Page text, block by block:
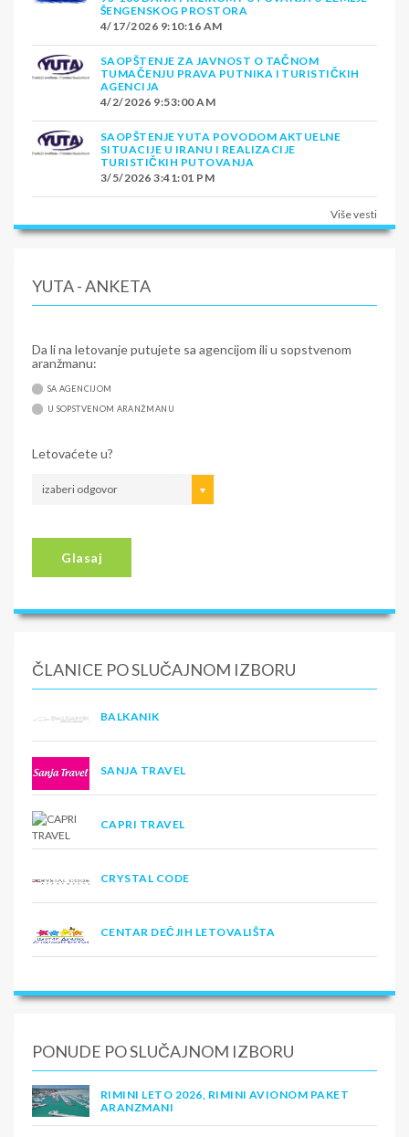
ŠENGENSKOG PROSTORA
4/17/2026 9:10:16 AM
SAOPŠTENJE ZA JAVNOST O TAČNOM
TUMAČENJU PRAVA PUTNIKA I TURISTIČKIH
AGENCIJA
4/2/2026 9:53:00 AM
SAOPŠTENJE YUTA POVODOM AKTUELNE
SITUACIJE U IRANU I REALIZACIJE
TURISTIČKIH PUTOVANJA
3/5/2026 3:41:01 PM
Više vesti
YUTA - ANKETA
Da li na letovanje putujete sa agencijom ili u sopstvenom
aranžmanu:
SA AGENCIJOM
U SOPSTVENOM ARANŽMANU
Letovaćete u?
izaberi odgovor
Glasaj
ČLANICE PO SLUČAJNOM IZBORU
BALKANIK
SANJA TRAVEL
CAPRI TRAVEL
CRYSTAL CODE
CENTAR DEČJIH LETOVALIŠTA
PONUDE PO SLUČAJNOM IZBORU
RIMINI LETO 2026, RIMINI AVIONOM PAKET
ARANZMANI